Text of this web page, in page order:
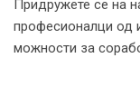
Придружете се на
професионалци од
можности за